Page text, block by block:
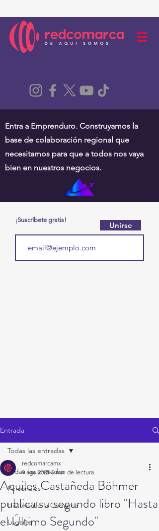
Entra a Emprenduro. Construyamos la
base de colaboración regional que
necesitamos para que a todos nos vaya
bien en nuestros negocios.
¡Suscríbete gratis!
Unirse
Entrada
Todas las entradas
Personajes
Historia de la Comarca
Lugares
Todas las entradas
Aquiles Castañeda Böhmer
publica su segundo libro "Hasta
el Último Segundo"
redcomarcamx
9 ago 2025 5 min de lectura